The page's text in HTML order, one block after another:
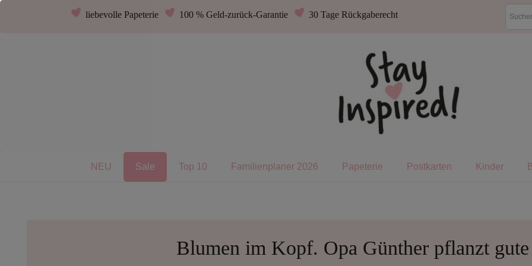
liebevolle Papeterie 100 % Geld-zurück-Garantie 30 Tage Rückgaberecht
NEU Sale Top 10 Familienplaner 2026 Papeterie Postkarten Kinder
Blumen im Kopf. Opa Günther pflanzt gute